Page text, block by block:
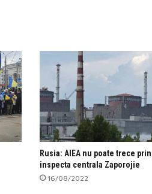
Rusia: AIEA nu poate trece
inspecta centrala Zaporojie
16/08/2022